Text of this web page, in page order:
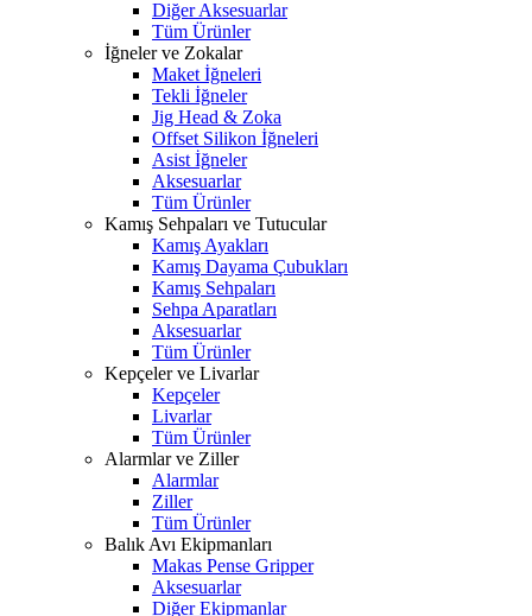
Diğer Aksesuarlar
Tüm Ürünler
İğneler ve Zokalar
Maket İğneleri
Tekli İğneler
Jig Head & Zoka
Offset Silikon İğneleri
Asist İğneler
Aksesuarlar
Tüm Ürünler
Kamış Sehpaları ve Tutucular
Kamış Ayakları
Kamış Dayama Çubukları
Kamış Sehpaları
Sehpa Aparatları
Aksesuarlar
Tüm Ürünler
Kepçeler ve Livarlar
Kepçeler
Livarlar
Tüm Ürünler
Alarmlar ve Ziller
Alarmlar
Ziller
Tüm Ürünler
Balık Avı Ekipmanları
Makas Pense Gripper
Aksesuarlar
Diğer Ekipmanlar